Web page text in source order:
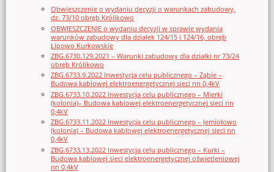
Obwieszczenie o wydaniu decyzji o warunkach zabudowy,
dz. 73/10 obręb Królikowo
OBWIESZCZENIE o wydaniu decyzji w sprawie wydania
warunków zabudowy dla działek 124/15 i 124/16, obręb
Lipowo Kurkowskie
ZBG.6730.129.2021 – Warunki zabudowy dla działki nr 73/24
obręb Królikowo
ZBG.6733.9.2022 Inwestycja celu publicznego – Ząbie –
Budowa kablowej elektroenergetycznej sieci nn 0,4kV
ZBG.6733.10.2022 Inwestycja celu publicznego – Mierki
(kolonia)– Budowa kablowej elektroenergetycznej sieci nn
0,4kV
ZBG.6733.11.2022 Inwestycja celu publicznego – Jemiołowo
(kolonia) – Budowa kablowej elektroenergetycznej sieci nn
0,4kV
ZBG.6733.13.2022 Inwestycja celu publicznego – Kurki –
Budowa kablowej sieci elektroenergetycznej oświetleniowej
nn 0,4kV